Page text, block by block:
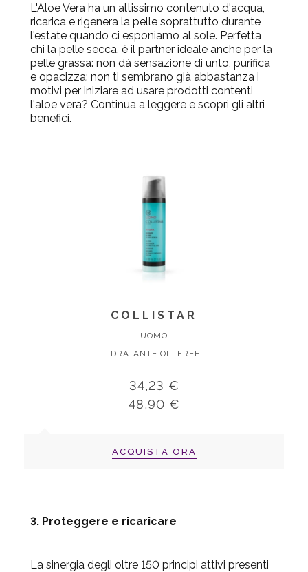
L'Aloe Vera ha un altissimo contenuto d'acqua,
ricarica e rigenera la pelle soprattutto durante
l'estate quando ci esponiamo al sole. Perfetta
chi la pelle secca, è il partner ideale anche per la
pelle grassa: non dà sensazione di unto, purifica
e opacizza: non ti sembrano già abbastanza i
motivi per iniziare ad usare prodotti contenti
l'aloe vera? Continua a leggere e scopri gli altri
benefici.
COLLISTAR
UOMO
IDRATANTE OIL FREE
34,23 €
48,90 €
ACQUISTA ORA
3. Proteggere e ricaricare
La sinergia degli oltre 150 principi attivi presenti